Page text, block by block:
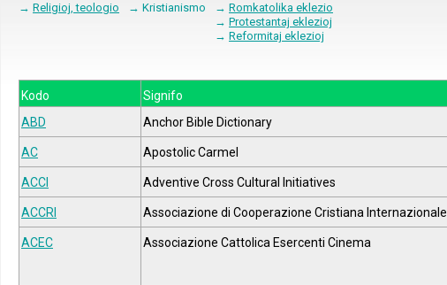
→ Religioj, teologio → Kristianismo → Romkatolika eklezio
→ Protestantaj eklezioj
→ Reformitaj eklezioj
Kodo Signifo
ABD
Anchor Bible Dictionary
AC Apostolic Carmel
ACCI Adventive Cross Cultural Initiatives
ACCRI Associazione di Cooperazione Cristiana Internazionale
ACEC Associazione Cattolica Esercenti Cinema